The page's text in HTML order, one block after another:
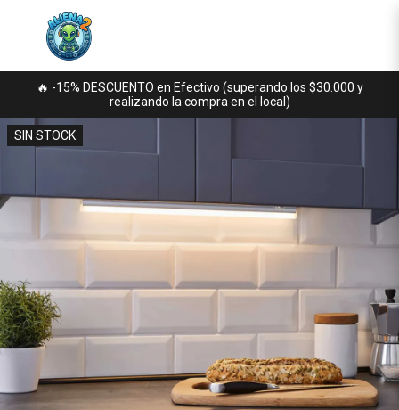
🔥 -15% DESCUENTO en Efectivo (superando los $30.000 y
realizando la compra en el local)
SIN STOCK